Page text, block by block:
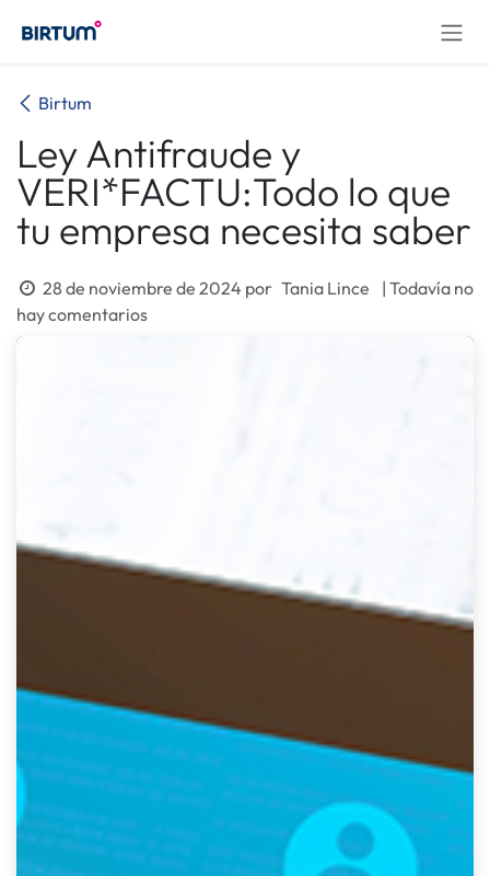
Birtum
Ley Antifraude y
VERI*FACTU:Todo lo que
tu empresa necesita saber
28 de noviembre de 2024 por Tania Lince
| Todavía no
hay comentarios